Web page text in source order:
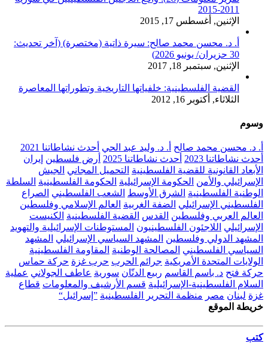
2011-2015
الإثنين, أغسطس 17, 2015
أ. د. محسن محمد صالح: سيرة ذاتية (مختصرة) (آخر تحديث:
30 حزيران/ يونيو 2026)
الإثنين, سبتمبر 18, 2017
القضية الفلسطينية: خلفياتها التاريخية وتطوراتها المعاصرة
الثلاثاء, أكتوبر 16, 2012
وسوم
أ. د. محسن محمد صالح أ. د. وليد عبد الحي أحدث نشاطاتنا 2021
أحدث نشاطاتنا 2023
أحدث نشاطاتنا 2025 أرض فلسطين إيران
الأبعاد القانونية للقضية الفلسطينية التحميل المجاني الجيش
الإسرائيلي والأمن الحكومة الإسرائيلية الحكومة الفلسطينية السلطة
الوطنية الفلسطينية الشرق الأوسط الشعب الفلسطيني الصراع
الفلسطيني الإسرائيلي الضفة الغربية العالم الإسلامي وفلسطين
العالم العربي وفلسطين القدس القضية الفلسطينية الكنيست
الإسرائيلي اللاجئون الفلسطينيون المستوطنات الإسرائيلية والتهويد
المشهد الدولي وفلسطين المشهد السياسي الإسرائيلي المشهد
السياسي الفلسطيني المصالحة الوطنية المقاومة الفلسطينية
الولايات المتحدة الأمريكية جرائم الحرب حرب غزة حركة حماس
حركة فتح د. باسم القاسم ربيع الدنّان سورية عاطف الجولاني عملية
السلام الفلسطينية-الإسرائيلية قسم الأرشيف والمعلومات قطاع
غزة لبنان مصر منظمة التحرير الفلسطينية ”إسرائيل“
خريطة الموقع
كتب